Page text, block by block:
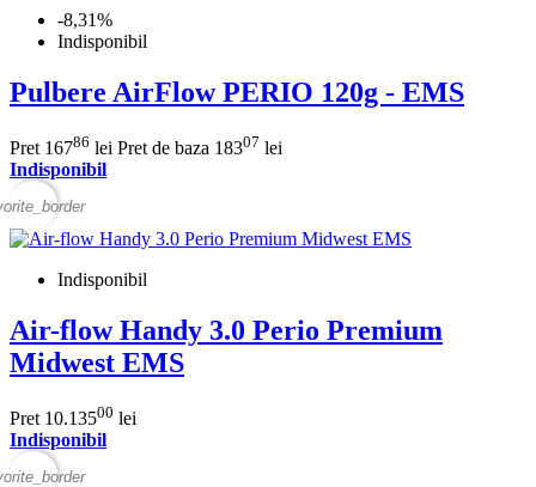
-8,31%
Indisponibil
Pulbere AirFlow PERIO 120g - EMS
Pret 16786 lei Pret de baza 18307 lei
Indisponibil
Indisponibil
Air-flow Handy 3.0 Perio Premium
Midwest EMS
Pret 10.13500 lei
Indisponibil